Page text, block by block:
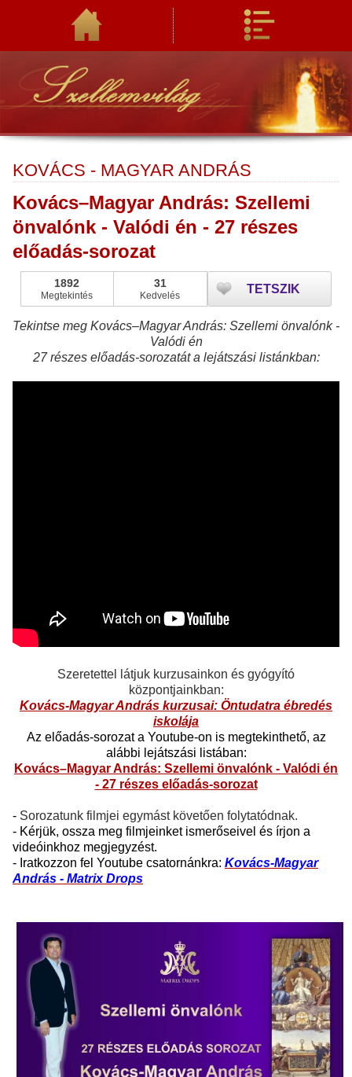
KOVÁCS - MAGYAR ANDRÁS
Kovács–Magyar András: Szellemi
önvalónk - Valódi én - 27 részes
előadás-sorozat
1892
Megtekintés
31
Kedvelés TETSZIK
Tekintse meg Kovács–Magyar András: Szellemi önvalónk -
Valódi én
27 részes előadás-sorozatát a lejátszási listánkban:
Szeretettel látjuk kurzusainkon és gyógyító
központjainkban:
Kovács-Magyar András kurzusai: Öntudatra ébredés
iskolája
Az előadás-sorozat a Youtube-on is megtekinthető, az
alábbi lejátszási listában:
Kovács–Magyar András: Szellemi önvalónk - Valódi én
- 27 részes előadás-sorozat
- Sorozatunk filmjei egymást követően folytatódnak.
- Kérjük, ossza meg filmjeinket ismerőseivel és írjon a
videóinkhoz megjegyzést.
- Iratkozzon fel Youtube csatornánkra: Kovács-Magyar
András - Matrix Drops